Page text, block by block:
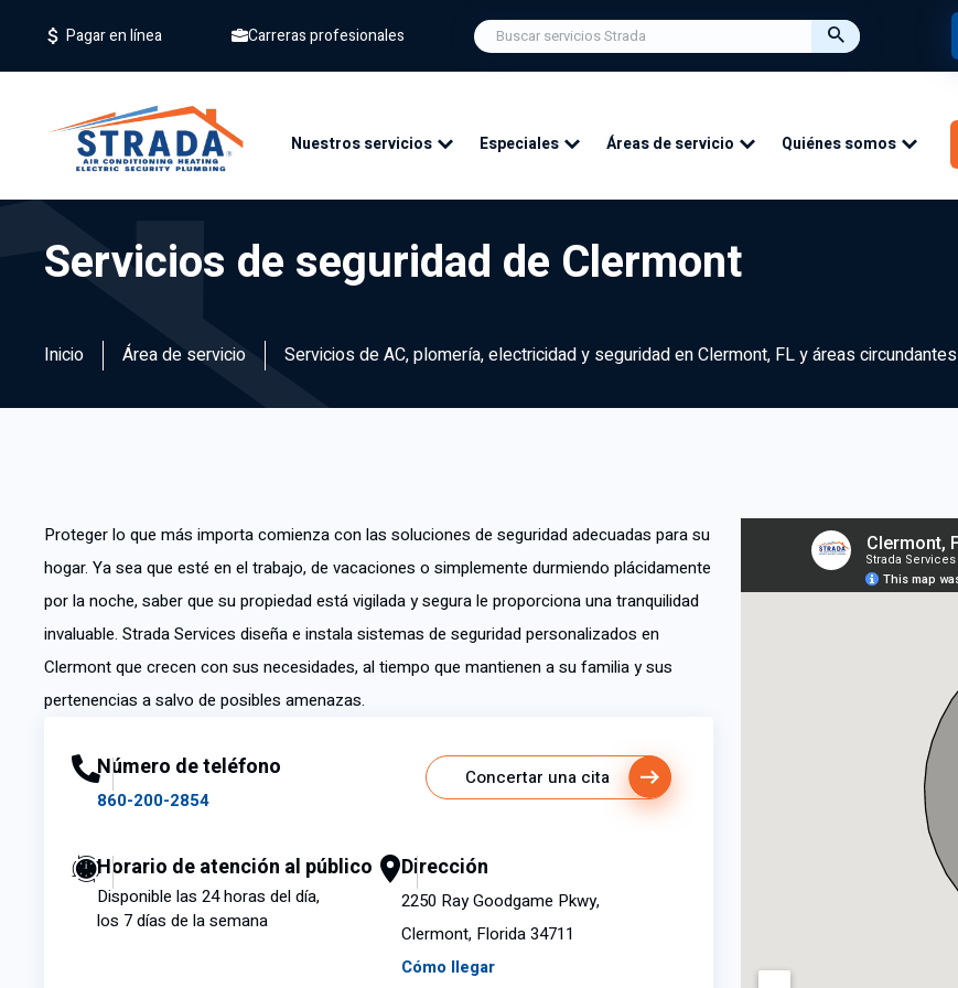
Pagar en línea Carreras profesionales
Nuestros servicios Especiales Áreas de servicio Quiénes somos
Servicios de seguridad de Clermont
Inicio Área de servicio Servicios de AC, plomería, electricidad y seguridad en Clermont, FL y áreas circundantes
Proteger lo que más importa comienza con las soluciones de seguridad adecuadas para su
hogar. Ya sea que esté en el trabajo, de vacaciones o simplemente durmiendo plácidamente
por la noche, saber que su propiedad está vigilada y segura le proporciona una tranquilidad
invaluable. Strada Services diseña e instala sistemas de seguridad personalizados en
Clermont que crecen con sus necesidades, al tiempo que mantienen a su familia y sus
pertenencias a salvo de posibles amenazas.
Número de teléfono
860-200-2854
Concertar una cita
Horario de atención al público
Disponible las 24 horas del día,
los 7 días de la semana
Dirección
2250 Ray Goodgame Pkwy,
Clermont, Florida 34711
Cómo llegar